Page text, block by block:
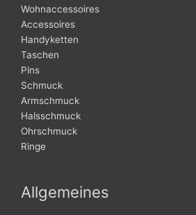
Wohnaccessoires
Accessoires
Handyketten
Taschen
Pins
Schmuck
Armschmuck
Halsschmuck
Ohrschmuck
Ringe
Allgemeines